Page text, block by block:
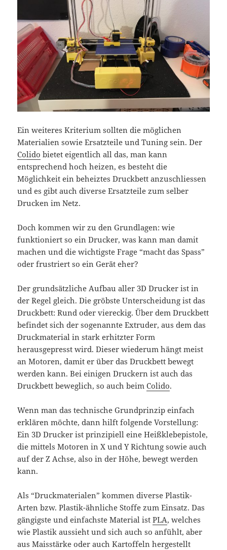
Ein weiteres Kriterium sollten die möglichen
Materialien sowie Ersatzteile und Tuning sein. Der
Colido bietet eigentlich all das, man kann
entsprechend hoch heizen, es besteht die
Möglichkeit ein beheiztes Druckbett anzuschliessen
und es gibt auch diverse Ersatzteile zum selber
Drucken im Netz.
Doch kommen wir zu den Grundlagen: wie
funktioniert so ein Drucker, was kann man damit
machen und die wichtigste Frage “macht das Spass”
oder frustriert so ein Gerät eher?
Der grundsätzliche Aufbau aller 3D Drucker ist in
der Regel gleich. Die gröbste Unterscheidung ist das
Druckbett: Rund oder viereckig. Über dem Druckbett
befindet sich der sogenannte Extruder, aus dem das
Druckmaterial in stark erhitzter Form
herausgepresst wird. Dieser wiederum hängt meist
an Motoren, damit er über das Druckbett bewegt
werden kann. Bei einigen Druckern ist auch das
Druckbett beweglich, so auch beimColido.
Wenn man das technische Grundprinzip einfach
erklären möchte, dann hilft folgende Vorstellung:
Ein 3D Drucker ist prinzipiell eine Heißklebepistole,
die mittels Motoren in X und Y Richtung sowie auch
auf der Z Achse, also in der Höhe, bewegt werden
kann.
Als “Druckmaterialen” kommen diverse Plastik-
Arten bzw. Plastik-ähnliche Stoffe zum Einsatz. Das
gängigste und einfachste Material istPLA, welches
wie Plastik aussieht und sich auch so anfühlt, aber
aus Maisstärke oder auch Kartoffeln hergestellt